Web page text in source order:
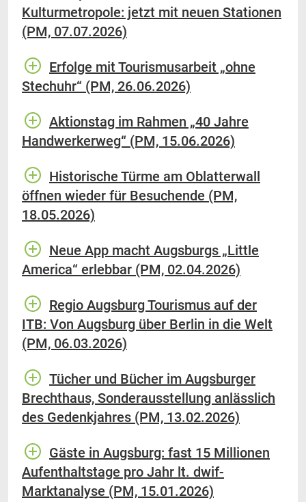
Kulturmetropole: jetzt mit neuen Stationen
(PM, 07.07.2026)
Erfolge mit Tourismusarbeit „ohne
Stechuhr“ (PM, 26.06.2026)
Aktionstag im Rahmen „40 Jahre
Handwerkerweg“ (PM, 15.06.2026)
Historische Türme am Oblatterwall
öffnen wieder für Besuchende (PM,
18.05.2026)
Neue App macht Augsburgs „Little
America“ erlebbar (PM, 02.04.2026)
Regio Augsburg Tourismus auf der
ITB: Von Augsburg über Berlin in die Welt
(PM, 06.03.2026)
Tücher und Bücher im Augsburger
Brechthaus, Sonderausstellung anlässlich
des Gedenkjahres (PM, 13.02.2026)
Gäste in Augsburg: fast 15 Millionen
Aufenthaltstage pro Jahr lt. dwif-
Marktanalyse (PM, 15.01.2026)